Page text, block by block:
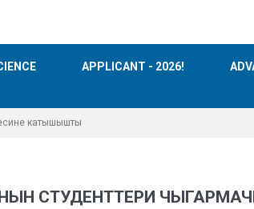
APPLICANT - 2026!
катышышты
СТУДЕНТТЕРИ